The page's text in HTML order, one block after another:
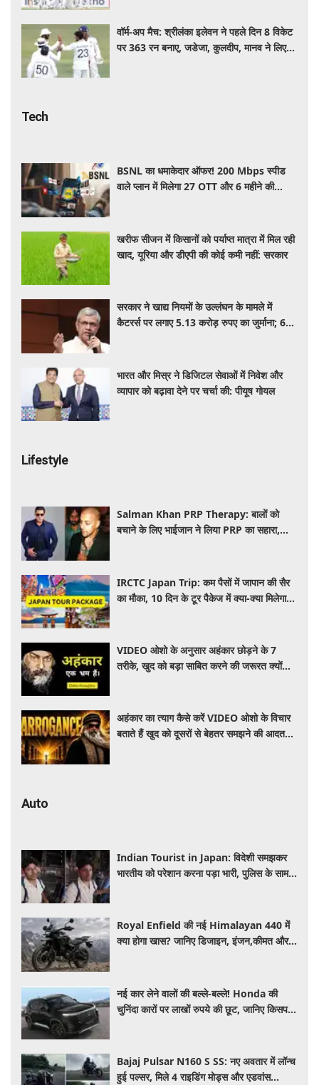
वॉर्म-अप मैच: श्रीलंका इलेवन ने पहले दिन 8 विकेट
पर 363 रन बनाए, जडेजा, कुलदीप, मानव ने लिए
Tech
BSNL का धमाकेदार ऑफर! 200 Mbps स्पीड
वाले प्लान में मिलेगा 27 OTT और 6 महीने की
खरीफ सीजन में किसानों को पर्याप्त मात्रा में मिल रही
खाद, यूरिया और डीएपी की कोई कमी नहीं: सरकार
सरकार ने खाद्य नियमों के उल्लंघन के मामले में
कैटरर्स पर लगाए 5.13 करोड़ रुपए का जुर्माना; 6
भारत और मिस्र ने डिजिटल सेवाओं में निवेश और
व्यापार को बढ़ावा देने पर चर्चा की: पीयूष गोयल
Lifestyle
Salman Khan PRP Therapy: बालों को
बचाने के लिए भाईजान ने लिया PRP का सहारा,
IRCTC Japan Trip: कम पैसों में जापान की सैर
का मौका, 10 दिन के टूर पैकेज में क्या-क्या मिलेगा?
VIDEO ओशो के अनुसार अहंकार छोड़ने के 7
तरीके, खुद को बड़ा साबित करने की जरूरत क्यों
अहंकार का त्याग कैसे करें VIDEO ओशो के विचार
बताते हैं खुद को दूसरों से बेहतर समझने की आदत
Auto
Indian Tourist in Japan: विदेशी समझकर
भारतीय को परेशान करना पड़ा भारी, पुलिस के सामने
Royal Enfield की नई Himalayan 440 में
क्या होगा खास? जानिए डिजाइन, इंजन,कीमत और
नई कार लेने वालों की बल्ले-बल्ले! Honda की
चुनिंदा कारों पर लाखों रुपये की छूट, जानिए किसपर-
Bajaj Pulsar N160 S SS: नए अवतार में लॉन्च
हुई पल्सर, मिले 4 राइडिंग मोड्स और एडवांस